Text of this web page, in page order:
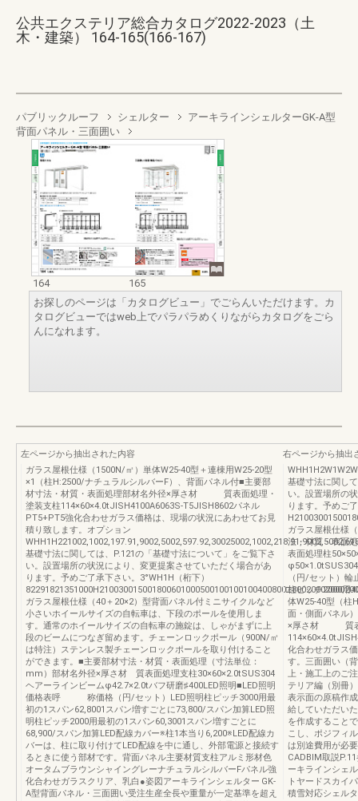
公共エクステリア総合カタログ2022-2023（土
木・建築） 164-165(166-167)
パブリックルーフ シェルター
アーキラインシェルターGK-A型
背面パネル・三面囲い
164
165
お探しのページは「カタログビュー」でごらんいただけます。カ
タログビューではweb上でパラパラめくりながらカタログをごら
んになれます。
左ページから抽出された内容
ガラス屋根仕様（1500N/㎡）単体W25-40型＋連棟用W25-20型
×1（柱H:2500/ナチュラルシルバーF）、背面パネル付■主要部
材寸法・材質・表面処理部材名外径×厚さ材 質表面処理・
塗装支柱114×60×4.0tJISH4100A6063S-T5JISH8602パネル
PT5+PT5強化合わせガラス価格は、現場の状況にあわせてお見
積り致します。オプション
基礎寸法に関しては、P.121の「基礎寸法について」をご覧下さ
い。設置場所の状況により、変更提案させていただく場合があ
ります。予めご了承下さい。3°WH1H（桁下）
ガラス屋根仕様（40＋20×2）型背面パネル付ミニサイクルなど
小さいホイールサイズの自転車は、下段のポールを使用しま
す。通常のホイールサイズの自転車の施錠は、しゃがまずに上
段のビームにつなぎ留めます。チェーンロックポール（900N/㎡
は特注）ステンレス製チェーンロックポールを取り付けること
ができます。■主要部材寸法・材質・表面処理（寸法単位：
mm）部材名外径×厚さ材 質表面処理支柱30×60×2.0tSUS304
ヘアーラインビームφ42.7×2.0tバフ研磨♯400LED照明■LED照明
価格表呼 称価格（円/セット）LED照明柱ピッチ3000用最
初の1スパン62,8001スパン増すごとに73,800/スパン加算LED照
明柱ピッチ2000用最初の1スパン60,3001スパン増すごとに
68,900/スパン加算LED配線カバー※柱1本当り6,200※LED配線カ
バーは、柱に取り付けてLED配線を中に通し、外部電源と接続す
るときに使う部材です。背面パネル主要材質支柱アルミ形材色
オータムブラウンシャイングレーナチュラルシルバーFパネル強
化合わせガラスクリア、乳白●姿図アーキラインシェルター GK-
A型背面パネル・三面囲い受注生産全長や重量が一定基準を超え
右ページから抽出
基礎寸法に関し
い。設置場所の
ります。予めご
ガラス屋根仕様
法・材質・表面
表面処理柱
（円/セット）
柱ピッチ2000用
体W25-40型（柱
面・側面パネル
×厚さ材 質表
化合わせガラス
す。三面囲い（
上・施工上のご
テリア編（別冊
表示面の原稿作
給していただい
を作成すること
こし、ポジフィ
は別途費用が必
CADBIM取説
ーキラインシェ
トヤードスカイ
積雪対応シェル